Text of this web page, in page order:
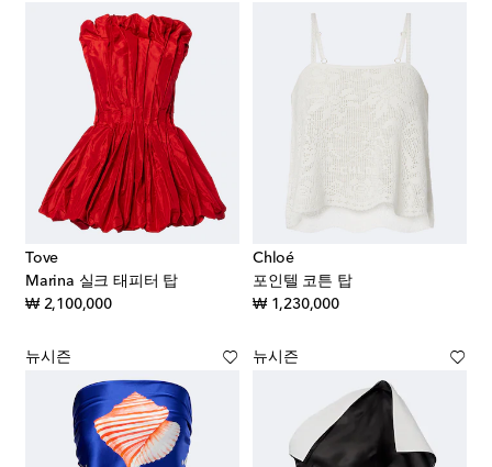
Tove
Marina 실크 태피터 탑
₩ 2,100,000original price
Chloé
포인텔 코튼 탑
₩ 1,230,000original price
뉴시즌 뉴시즌